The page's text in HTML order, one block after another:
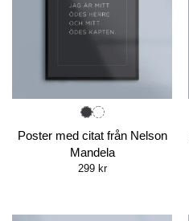
Poster med citat från Nelson
Mandela
299 kr